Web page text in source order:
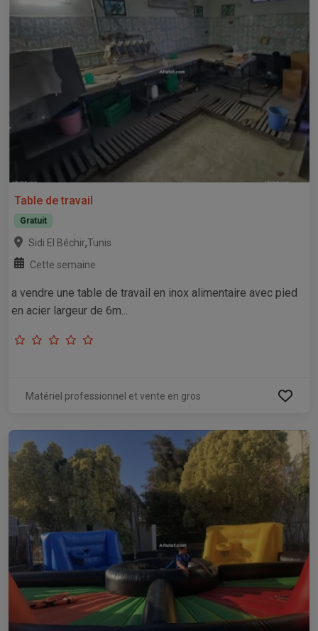
Table de travail
Gratuit
Sidi El Béchir,Tunis
Cette semaine
a vendre une table de travail en inox alimentaire avec pied
en acier largeur de 6m...
Matériel professionnel et vente en gros